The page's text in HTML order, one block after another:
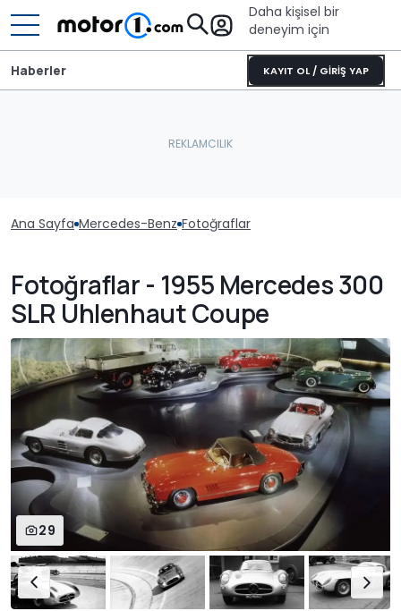
Daha kişisel bir
deneyim için
KAYIT OL / GİRİŞ YAP
Haberler
Ana Sayfa Mercedes-Benz Fotoğraflar
Fotoğraflar - 1955 Mercedes 300
SLR Uhlenhaut Coupe
29